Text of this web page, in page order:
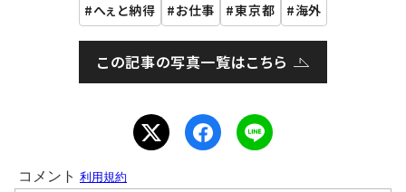
へぇと納得 お仕事 東京都 海外
この記事の写真一覧はこちら